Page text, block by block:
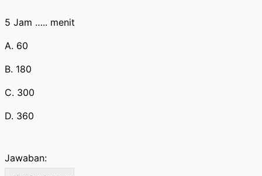
5 Jam ….. menit
A. 60
B. 180
C. 300
D. 360
Jawaban: